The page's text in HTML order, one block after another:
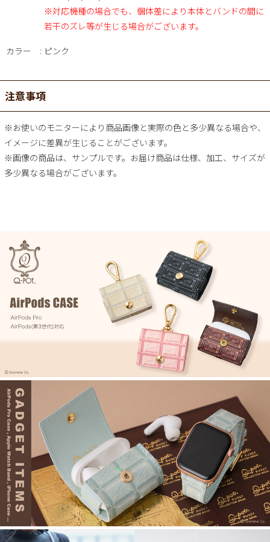
※対応機種の場合でも、個体差により本体とバンドの間に
若干のズレ等が生じる場合がございます。
カラー ピンク
注意事項
※お使いのモニターにより商品画像と実際の色と多少異なる場合や、
イメージに差異が生じることがございます。
※画像の商品は、サンプルです。お届け商品は仕様、加工、サイズが
多少異なる場合がございます。